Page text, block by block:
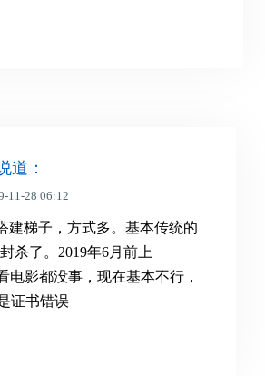
道：
11-28 06:12
建梯子，方式多。基本传统的
杀了。2019年6月前上
电影都没事，现在基本不行，
证书错误